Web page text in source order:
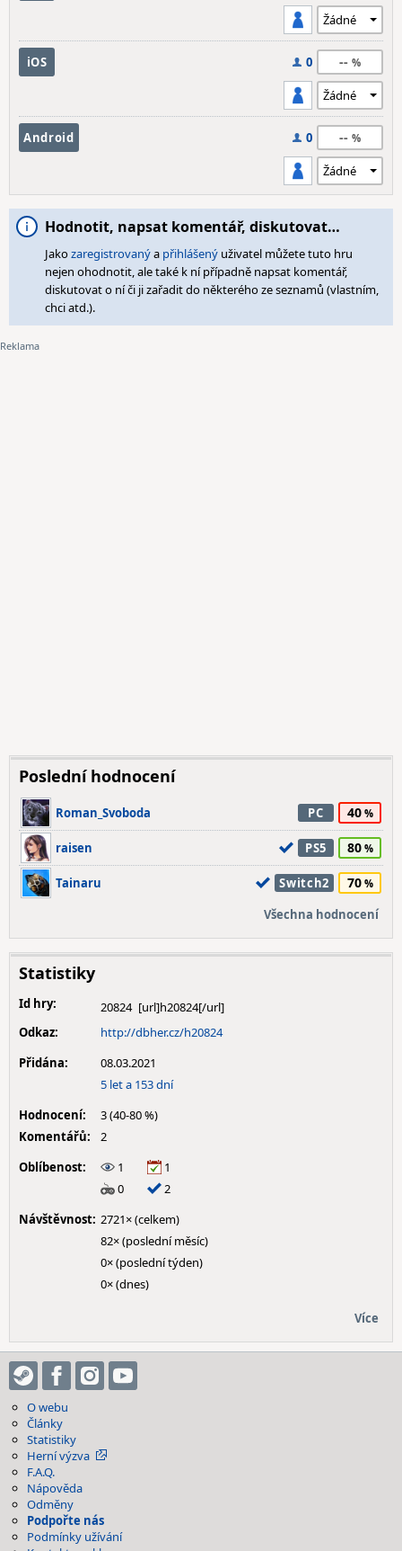
iOS 0 --
Android 0 --
Hodnotit, napsat komentář, diskutovat…
Jakozaregistrovanýa přihlášený uživatel můžete tuto hru
nejen ohodnotit, ale také k ní případně napsat komentář,
diskutovat o ní či ji zařadit do některého ze seznamů (vlastním,
chci atd.).
Poslední hodnocení
Roman_Svoboda PC 40
raisen PS5 80
Tainaru Switch2 70
Všechna hodnocení
Statistiky
Id hry:
20824
Odkaz:
http://dbher.cz/h20824
Přidána:
08.03.2021
5 let a 153 dní
Hodnocení:
3 (40-80 %)
Komentářů:
2
Oblíbenost:
1
1
0
2
Návštěvnost: 2721× (celkem)
82× (poslední měsíc)
0× (poslední týden)
0× (dnes)
Více
O webu
Články
Statistiky
Herní výzva
F.A.Q.
Nápověda
Odměny
Podpořte nás
Podmínky užívání